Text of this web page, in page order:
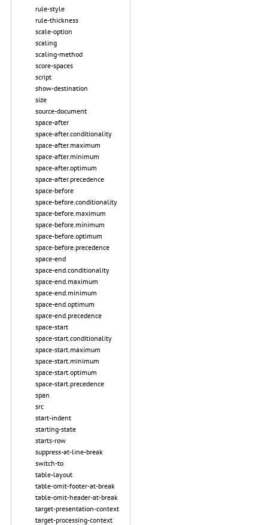
rule-style
rule-thickness
scale-option
scaling
scaling-method
score-spaces
script
show-destination
size
source-document
space-after
space-after.conditionality
space-after.maximum
space-after.minimum
space-after.optimum
space-after.precedence
space-before
space-before.conditionality
space-before.maximum
space-before.minimum
space-before.optimum
space-before.precedence
space-end
space-end.conditionality
space-end.maximum
space-end.minimum
space-end.optimum
space-end.precedence
space-start
space-start.conditionality
space-start.maximum
space-start.minimum
space-start.optimum
space-start.precedence
span
src
start-indent
starting-state
starts-row
suppress-at-line-break
switch-to
table-layout
table-omit-footer-at-break
table-omit-header-at-break
target-presentation-context
target-processing-context